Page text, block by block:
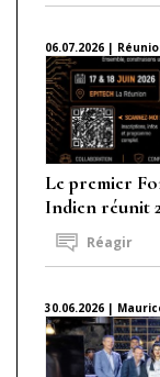
06.07.2026 |
Le premier
Indien réunit
Réagir
30.06.2026 |